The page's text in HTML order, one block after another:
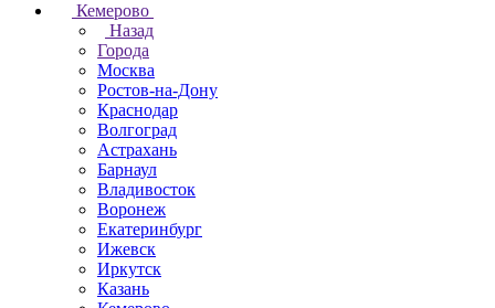
Кемерово
Назад
Города
Москва
Ростов-на-Дону
Краснодар
Волгоград
Астрахань
Барнаул
Владивосток
Воронеж
Екатеринбург
Ижевск
Иркутск
Казань